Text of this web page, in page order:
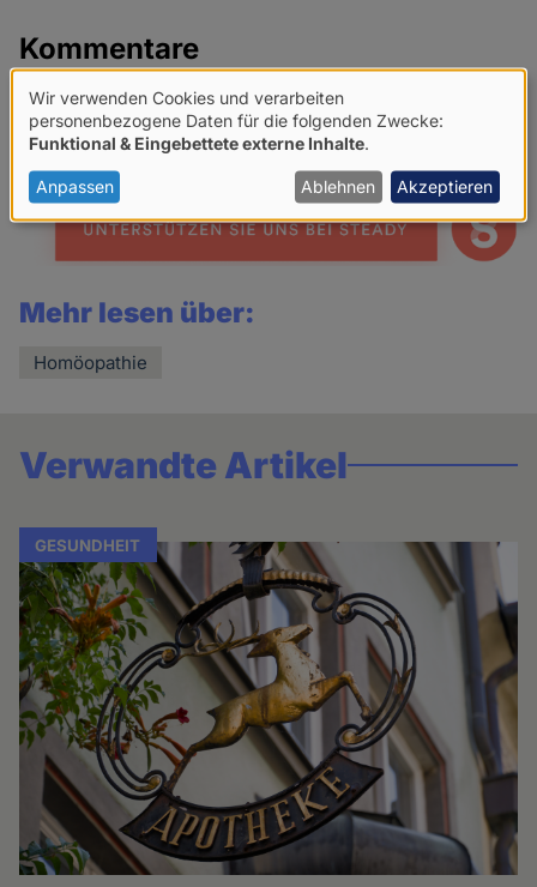
Kommentare
Netiquette für Kommentare
news
Mehr lesen über:
Homöopathie
Verwandte Artikel
GESUNDHEIT
Verwendung
von
personenbezogenen
Daten
und
Wir verwenden Cookies und verarbeiten
personenbezogene Daten für die folgenden Zwecke:
Funktional & Eingebettete externe Inhalte
Anpassen Ablehnen Akzeptieren